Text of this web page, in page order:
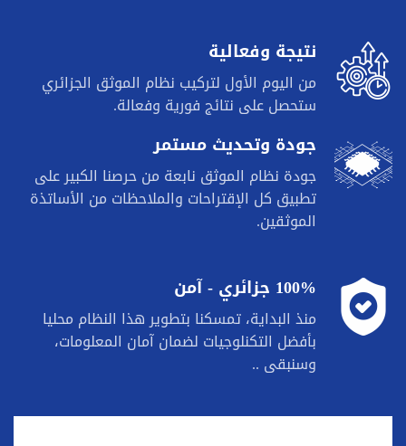
نتيجة وفعالية
من اليوم الأول لتركيب نظام الموثق الجزائري
ستحصل على نتائج فورية وفعالة.
جودة وتحديث مستمر
جودة نظام الموثق نابعة من حرصنا الكبير على
تطبيق كل الإقتراحات والملاحظات من الأساتذة
الموثقين.
100% جزائري - آمن
منذ البداية، تمسكنا بتطوير هذا النظام محليا
بأفضل التكنلوجيات لضمان آمان المعلومات،
وسنبقى ..